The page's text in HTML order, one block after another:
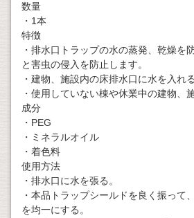
数量
・1本
特徴
・排水口トラップの水の蒸発、乾燥を
と害虫の侵入を防止します。
・建物、施設内の床排水口に水を入れ
・使用していない棟や休業中の建物、
成分
・PEG
・ミネラルオイル
・着色料
使用方法
・排水口に水を張る。
・本品トラップシールドを良く振って
を均一にする。